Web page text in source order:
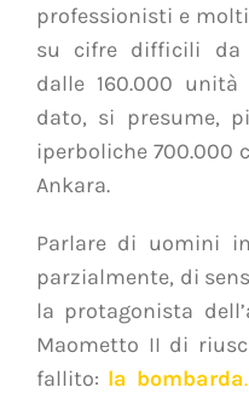
professionisti e
su cifre difficili da
dalle 160.000
dato, si presume,
iperboliche 700.000
Ankara.
Parlare di uomini
parzialmente, di
la protagonista
Maometto II di
fallito: la bombarda.